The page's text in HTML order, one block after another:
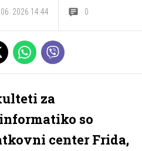
2026 14.44 0
za
so
center Frida,